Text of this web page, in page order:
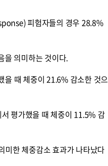
피험자들의 경우 28.8%
을 의미하는 것이다.
을 때 체중이 21.6% 감소한 것으
평가했을 때 체중이 11.5% 감
미한 체중감소 효과가 나타났다